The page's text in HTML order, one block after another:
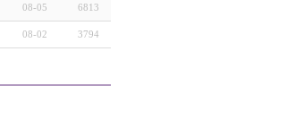
08-05 6813
08-02 3794